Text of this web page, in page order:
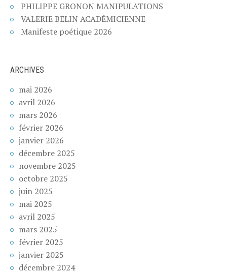
PHILIPPE GRONON MANIPULATIONS
VALERIE BELIN ACADÉMICIENNE
Manifeste poétique 2026
ARCHIVES
mai 2026
avril 2026
mars 2026
février 2026
janvier 2026
décembre 2025
novembre 2025
octobre 2025
juin 2025
mai 2025
avril 2025
mars 2025
février 2025
janvier 2025
décembre 2024